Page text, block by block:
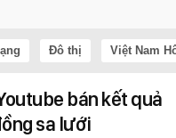
Đô thị Việt Nam
bán kết quả
sa lưới